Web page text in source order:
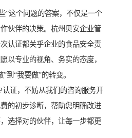
”这个问题的答案，不仅是一个
伙伴的决策。杭州贝安企业管
认证都关乎企业的食品安全责
以专业的视角、务实的态度，
到“我要做”的转变。
认证，不妨从我们的咨询服务开
的初步诊断，帮助您明确改进
选择对的伙伴，让每一步都更